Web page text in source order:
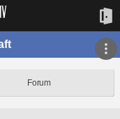
Forum